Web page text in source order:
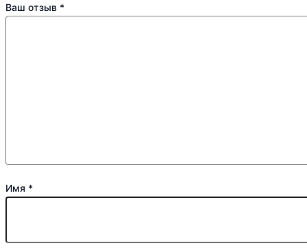
Ваш отзыв *
Имя *